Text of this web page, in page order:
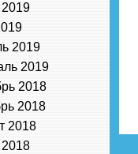
2019
2019
2018
2018
2018